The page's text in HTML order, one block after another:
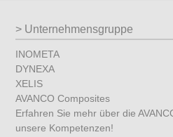
Unternehmensgruppe
INOMETA
DYNEXA
XELIS
AVANCO Composites
Erfahren Sie mehr über die
unsere Kompetenzen!